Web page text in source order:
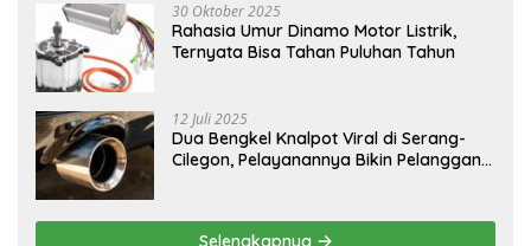
30 Oktober 2025
Rahasia Umur Dinamo Motor Listrik,
Ternyata Bisa Tahan Puluhan Tahun
12 Juli 2025
Dua Bengkel Knalpot Viral di Serang-
Cilegon, Pelayanannya Bikin Pelanggan
Selengkapnya